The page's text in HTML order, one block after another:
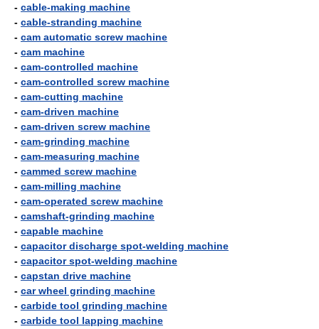
- cable-making machine
- cable-stranding machine
- cam automatic screw machine
- cam machine
- cam-controlled machine
- cam-controlled screw machine
- cam-cutting machine
- cam-driven machine
- cam-driven screw machine
- cam-grinding machine
- cam-measuring machine
- cammed screw machine
- cam-milling machine
- cam-operated screw machine
- camshaft-grinding machine
- capable machine
- capacitor discharge spot-welding machine
- capacitor spot-welding machine
- capstan drive machine
- car wheel grinding machine
- carbide tool grinding machine
- carbide tool lapping machine